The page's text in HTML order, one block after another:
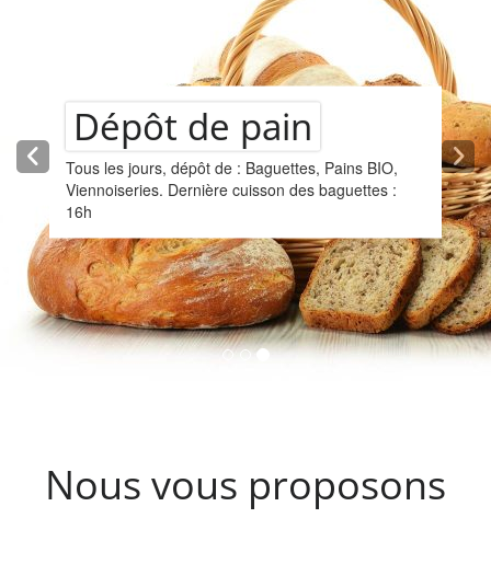
Dépôt de pain
Tous les jours, dépôt de : Baguettes, Pains BIO,
Viennoiseries. Dernière cuisson des baguettes :
16h
Nous vous proposons